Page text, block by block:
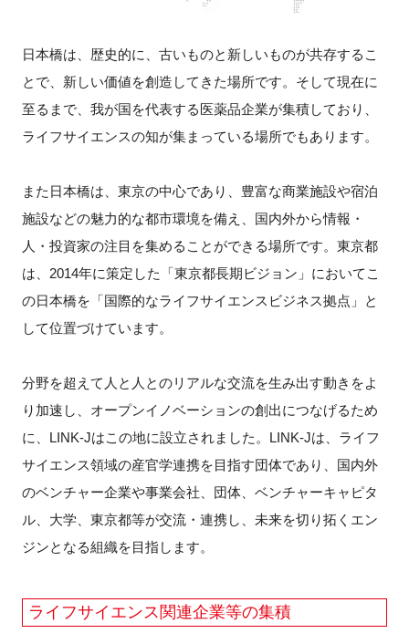
イベント
ニュース・掲示板
LINK-Jを知る
特別会員
FAQ
イベントお知らせメール登録
日本橋は、歴史的に、古いものと新しいものが共存するこ
とで、新しい価値を創造してきた場所です。そして現在に
至るまで、我が国を代表する医薬品企業が集積しており、
ライフサイエンスの知が集まっている場所でもあります。
また日本橋は、東京の中心であり、豊富な商業施設や宿泊
施設などの魅力的な都市環境を備え、国内外から情報・
人・投資家の注目を集めることができる場所です。東京都
は、2014年に策定した「東京都長期ビジョン」においてこ
の日本橋を「国際的なライフサイエンスビジネス拠点」と
して位置づけています。
分野を超えて人と人とのリアルな交流を生み出す動きをよ
り加速し、オープンイノベーションの創出につなげるため
に、LINK-Jはこの地に設立されました。LINK-Jは、ライフ
サイエンス領域の産官学連携を目指す団体であり、国内外
のベンチャー企業や事業会社、団体、ベンチャーキャピタ
ル、大学、東京都等が交流・連携し、未来を切り拓くエン
ジンとなる組織を目指します。
ライフサイエンス関連企業等の集積